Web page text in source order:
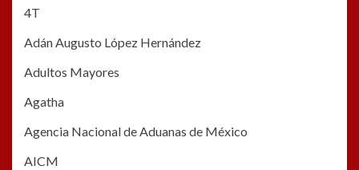
4T
Adán Augusto López Hernández
Adultos Mayores
Agatha
Agencia Nacional de Aduanas de México
AICM